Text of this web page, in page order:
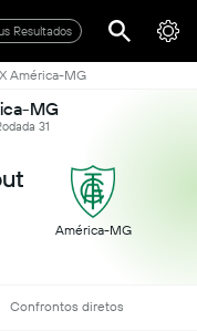
Resultados
América-MG
MG
31
América-MG
Confrontos diretos